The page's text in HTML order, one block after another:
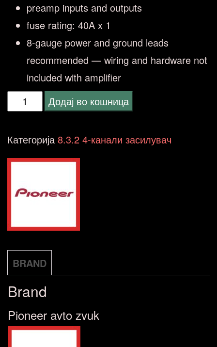
preamp inputs and outputs
fuse rating: 40A x 1
8-gauge power and ground leads
recommended — wiring and hardware not
included with amplifier
Pioneer
D9500F
Додај во кошница
Категорија8.3.2 4-канали засилувач
BRAND
Brand
Pioneer avto zvuk